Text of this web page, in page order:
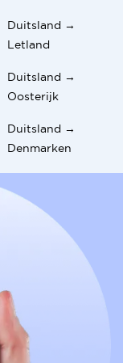
Duitsland →
Letland
Duitsland →
Oosterijk
Duitsland →
Denmarken